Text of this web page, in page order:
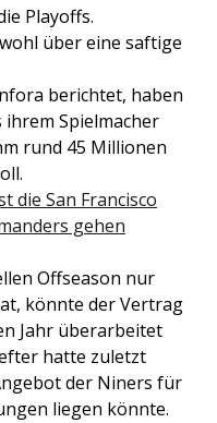
Playoffs.
über eine saftige
berichtet, haben
Spielmacher
rund 45 Millionen
die San Francisco
gehen
Offseason nur
könnte der Vertrag
Jahr überarbeitet
hatte zuletzt
der Niners für
liegen könnte.